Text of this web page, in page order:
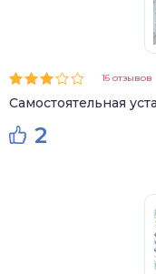
16 отзывов
Самостоятельная
2